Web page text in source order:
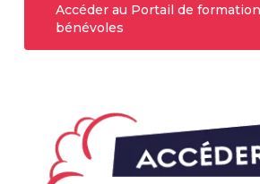
Accéder au Portail de
bénévoles